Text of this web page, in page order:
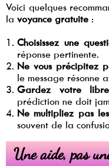
Voici quelques
la voyance gratuite :
Choisissez une
réponse pertinente.
Ne vous précipitez
le message résonne
Gardez votre
prédiction ne doit
Ne multipliez pas
souvent de la
Une aide, pas